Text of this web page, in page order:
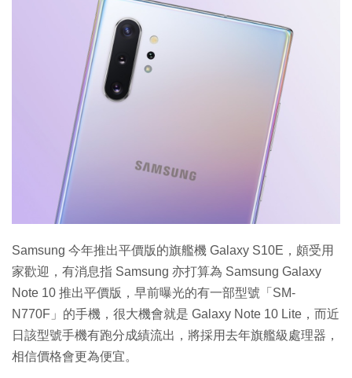
生成式AI與雲端應用
Enterprise Digital Transformation
Samsung 今年推出平價版的旗艦機 Galaxy S10E，頗受用
家歡迎，有消息指 Samsung 亦打算為 Samsung Galaxy
Note 10 推出平價版，早前曝光的有一部型號「SM-
N770F」的手機，很大機會就是 Galaxy Note 10 Lite，而近
日該型號手機有跑分成績流出，將採用去年旗艦級處理器，
相信價格會更為便宜。